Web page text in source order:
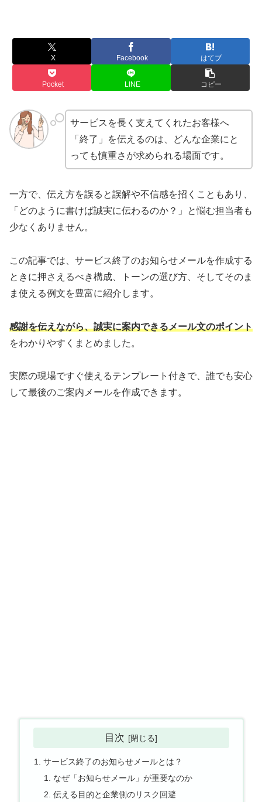
X Facebook はてブ
Pocket LINE コピー
サービスを長く支えてくれたお客様へ
「終了」を伝えるのは、どんな企業にと
っても慎重さが求められる場面です。
一方で、伝え方を誤ると誤解や不信感を招くこともあり、
「どのように書けば誠実に伝わるのか？」と悩む担当者も
少なくありません。
この記事では、サービス終了のお知らせメールを作成する
ときに押さえるべき構成、トーンの選び方、そしてそのま
ま使える例文を豊富に紹介します。
感謝を伝えながら、誠実に案内できるメール文のポイント
をわかりやすくまとめました。
実際の現場ですぐ使えるテンプレート付きで、誰でも安心
して最後のご案内メールを作成できます。
目次
サービス終了のお知らせメールとは？
なぜ「お知らせメール」が重要なのか
伝える目的と企業側のリスク回避